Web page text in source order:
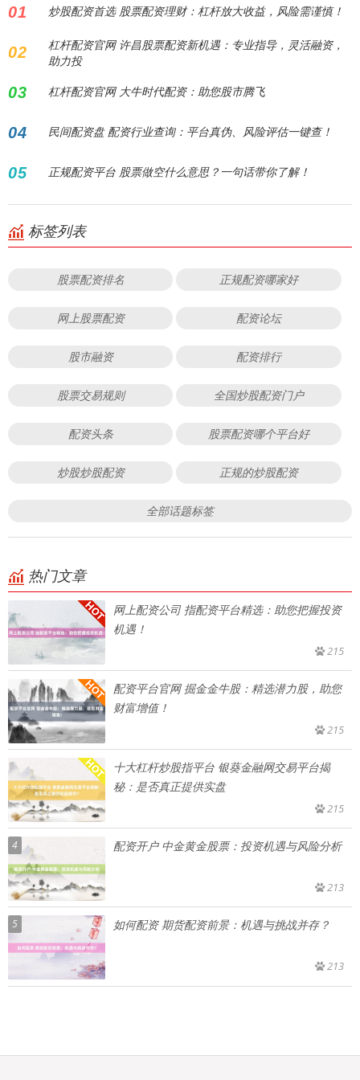
01 炒股配资首选 股票配资理财：杠杆放大收益，风险需谨慎！
02
杠杆配资官网 许昌股票配资新机遇：专业指导，灵活融资，
助力投
03 杠杆配资官网 大牛时代配资：助您股市腾飞
04 民间配资盘 配资行业查询：平台真伪、风险评估一键查！
05 正规配资平台 股票做空什么意思？一句话带你了解！
标签列表
股票配资排名 正规配资哪家好
网上股票配资 配资论坛
股市融资 配资排行
股票交易规则 全国炒股配资门户
配资头条 股票配资哪个平台好
炒股炒股配资 正规的炒股配资
全部话题标签
热门文章
网上配资公司 指配资平台精选：助您把握投资
机遇！
215
配资平台官网 掘金金牛股：精选潜力股，助您
财富增值！
215
十大杠杆炒股指平台 银葵金融网交易平台揭
秘：是否真正提供实盘
215
4 配资开户 中金黄金股票：投资机遇与风险分析
213
5 如何配资 期货配资前景：机遇与挑战并存？
213